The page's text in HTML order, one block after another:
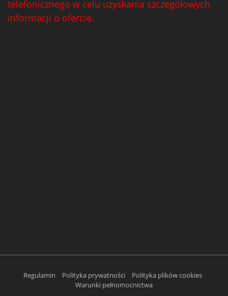
telefonicznego w celu uzyskania szczegółowych
informacji o ofercie.
Regulamin Polityka prywatności
Polityka plików cookies
Warunki pełnomocnictwa